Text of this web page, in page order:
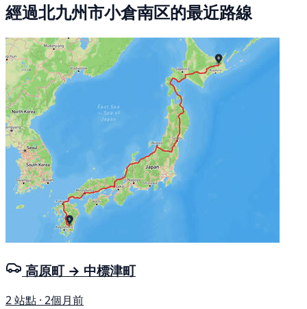
經過北九州市小倉南区的最近路線
高原町 → 中標津町
2 站點 · 2個月前